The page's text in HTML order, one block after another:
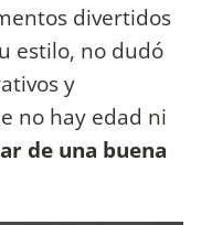
divertidos
estilo, no dudó
y
no hay edad ni
de una buena